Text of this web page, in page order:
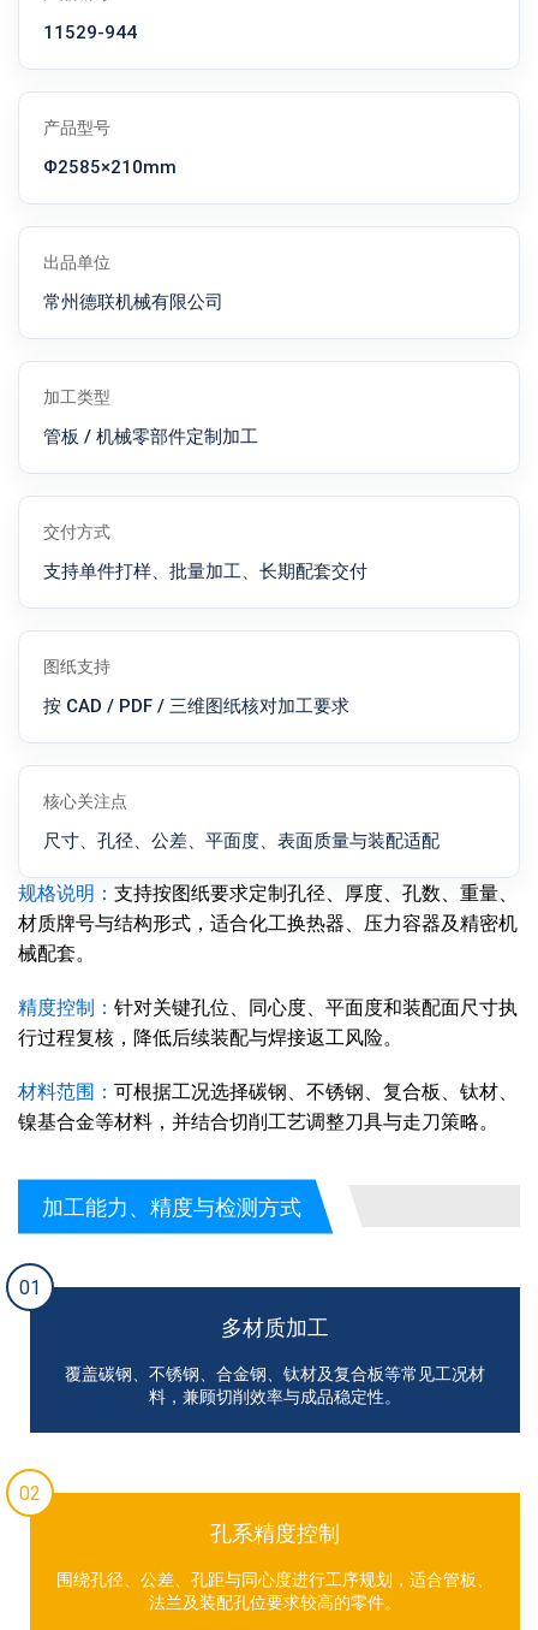
11529-944
产品型号
Ф2585×210mm
出品单位
常州德联机械有限公司
加工类型
管板 / 机械零部件定制加工
交付方式
支持单件打样、批量加工、长期配套交付
图纸支持
按 CAD / PDF / 三维图纸核对加工要求
核心关注点
尺寸、孔径、公差、平面度、表面质量与装配适配
规格说明： 支持按图纸要求定制孔径、厚度、孔数、重量、
材质牌号与结构形式，适合化工换热器、压力容器及精密机
械配套。
精度控制： 针对关键孔位、同心度、平面度和装配面尺寸执
行过程复核，降低后续装配与焊接返工风险。
材料范围： 可根据工况选择碳钢、不锈钢、复合板、钛材、
镍基合金等材料，并结合切削工艺调整刀具与走刀策略。
加工能力、精度与检测方式
01
多材质加工
覆盖碳钢、不锈钢、合金钢、钛材及复合板等常见工况材
料，兼顾切削效率与成品稳定性。
02
孔系精度控制
围绕孔径、公差、孔距与同心度进行工序规划，适合管板、
法兰及装配孔位要求较高的零件。